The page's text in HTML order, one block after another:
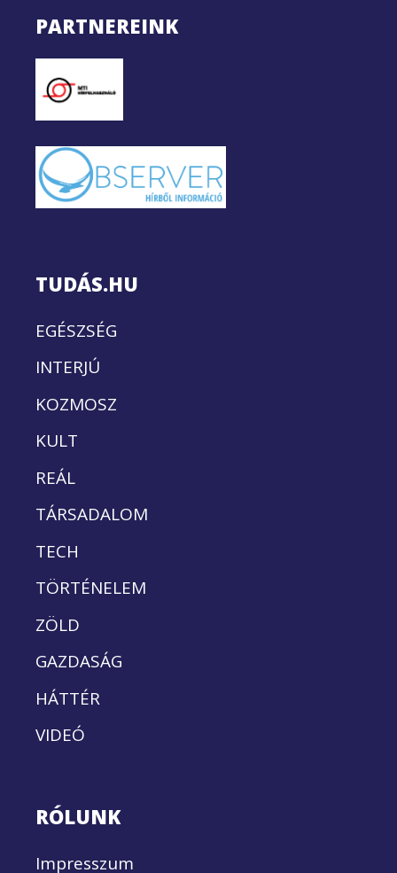
PARTNEREINK
TUDÁS.HU
EGÉSZSÉG
INTERJÚ
KOZMOSZ
KULT
REÁL
TÁRSADALOM
TECH
TÖRTÉNELEM
ZÖLD
GAZDASÁG
HÁTTÉR
VIDEÓ
RÓLUNK
Impresszum